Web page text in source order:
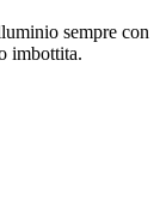
sempre con
imbottita.